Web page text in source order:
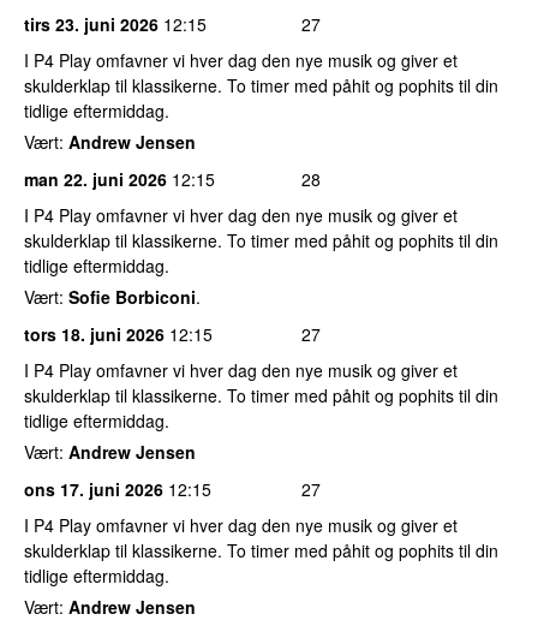
tirs 23. juni 2026 12:15
27
I P4 Play omfavner vi hver dag den nye musik og giver et
skulderklap til klassikerne. To timer med påhit og pophits til din
tidlige eftermiddag.
Vært: Andrew Jensen
man 22. juni 2026 12:15
28
I P4 Play omfavner vi hver dag den nye musik og giver et
skulderklap til klassikerne. To timer med påhit og pophits til din
tidlige eftermiddag.
Vært: Sofie Borbiconi.
tors 18. juni 2026 12:15
27
I P4 Play omfavner vi hver dag den nye musik og giver et
skulderklap til klassikerne. To timer med påhit og pophits til din
tidlige eftermiddag.
Vært: Andrew Jensen
ons 17. juni 2026 12:15
27
I P4 Play omfavner vi hver dag den nye musik og giver et
skulderklap til klassikerne. To timer med påhit og pophits til din
tidlige eftermiddag.
Vært: Andrew Jensen